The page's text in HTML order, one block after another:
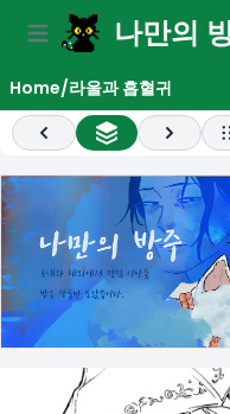
Open main menu
나만의
Home/라울과 흡혈귀
PreviousAll Chapter List
Next
menu